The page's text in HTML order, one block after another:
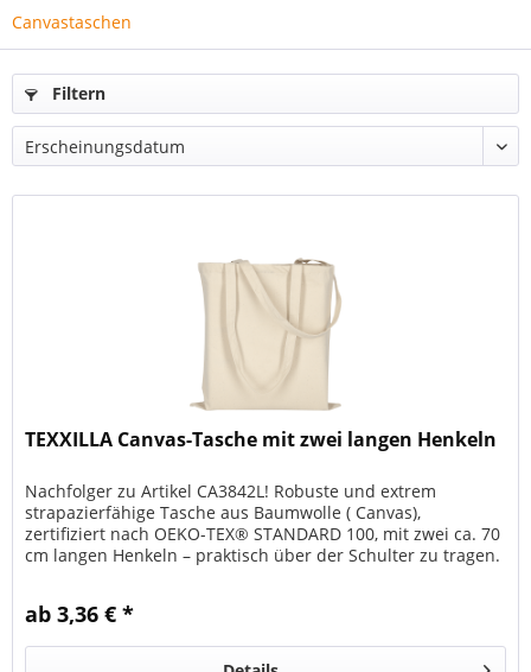
Canvastaschen
Filtern
TEXXILLA Canvas-Tasche mit zwei langen Henkeln
Nachfolger zu Artikel CA3842L! Robuste und extrem
strapazierfähige Tasche aus Baumwolle ( Canvas),
zertifiziert nach OEKO-TEX® STANDARD 100, mit zwei ca. 70
cm langen Henkeln – praktisch über der Schulter zu tragen.
ab 3,36 € *